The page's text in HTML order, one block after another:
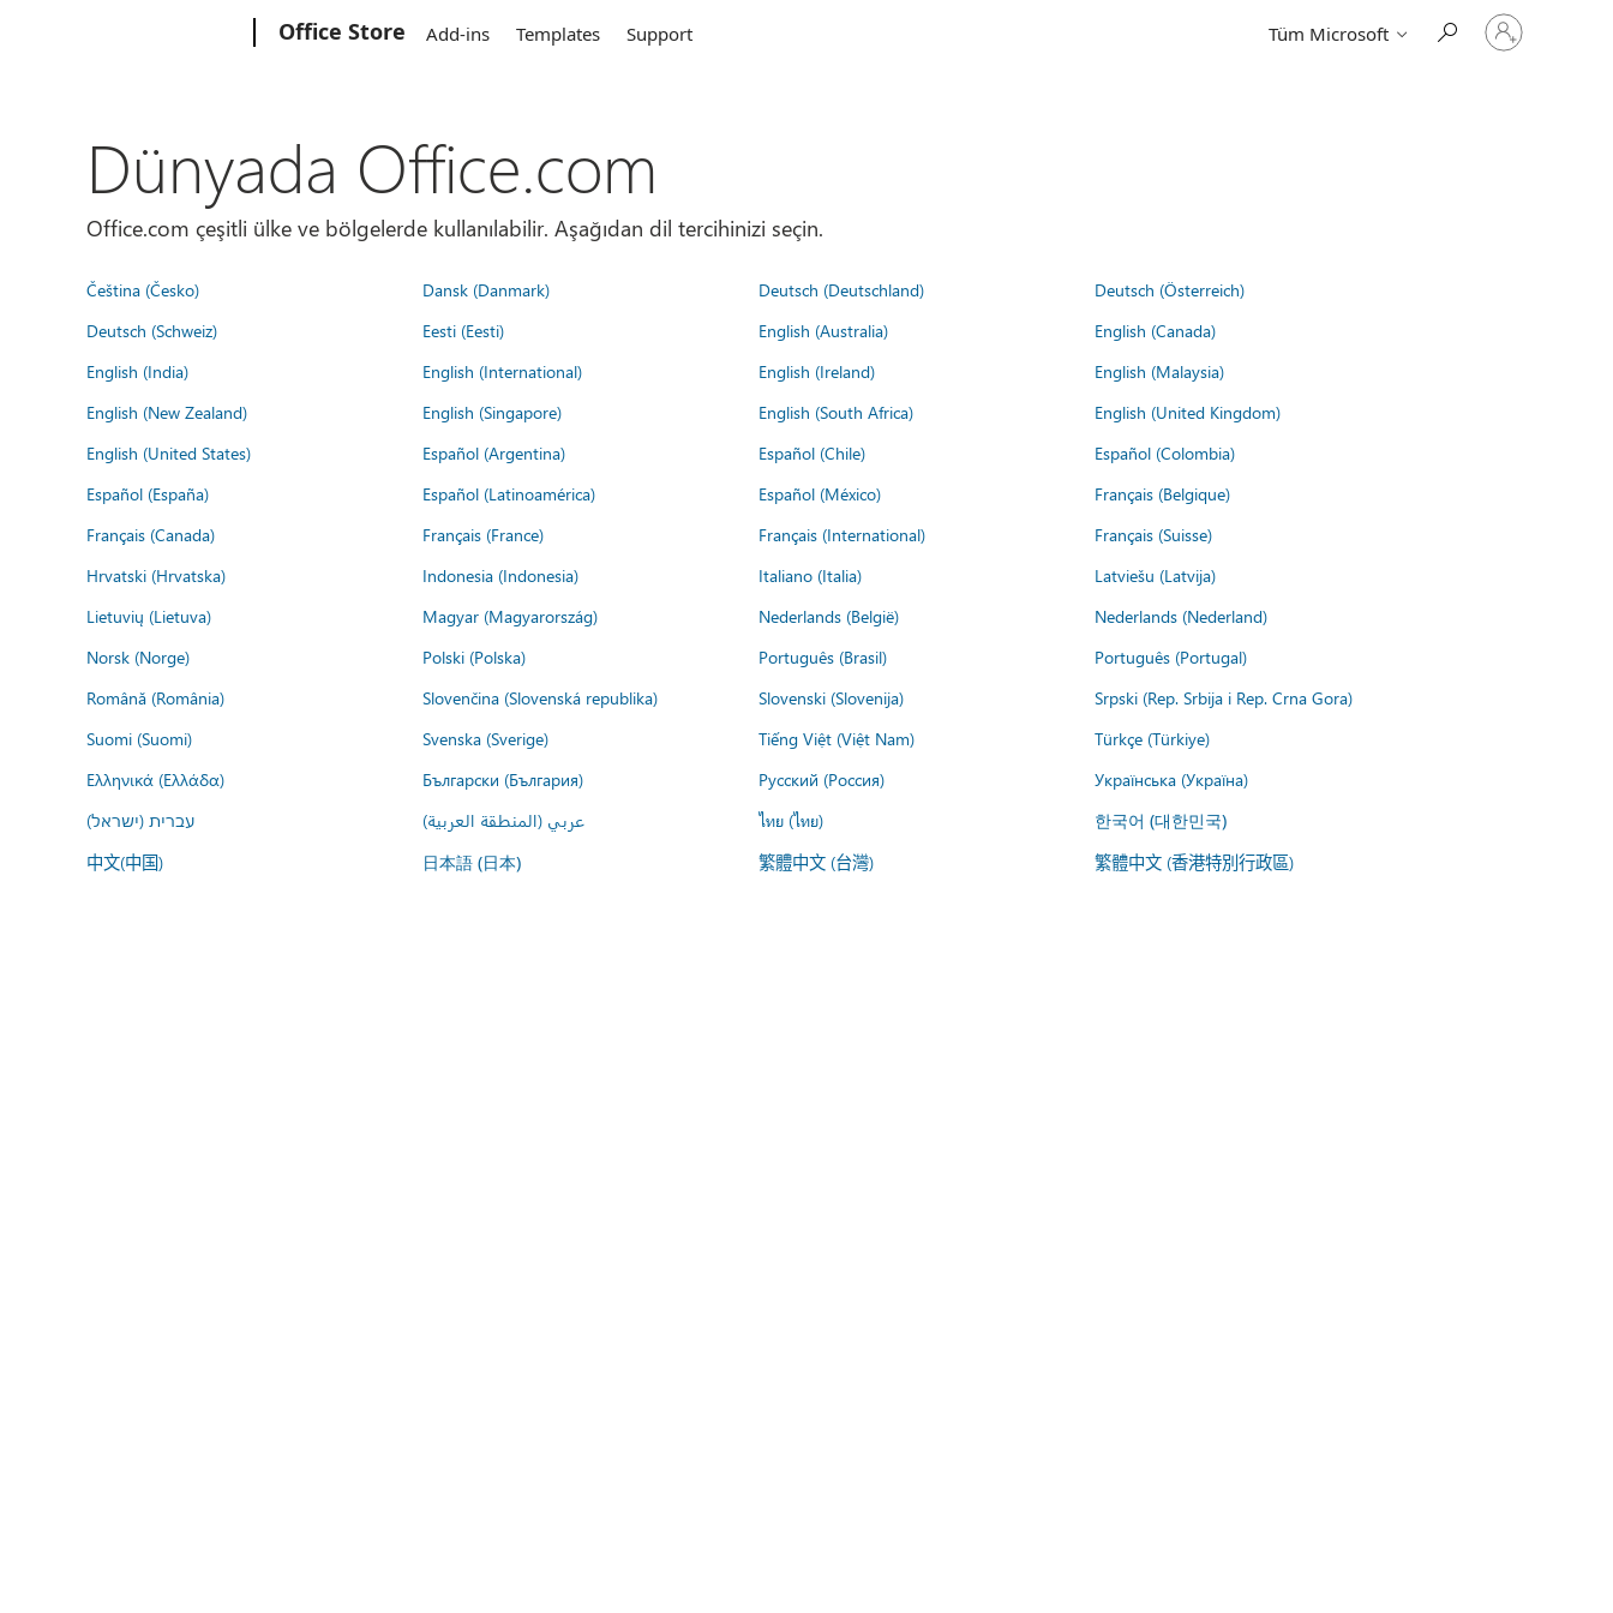
Office Store Add-ins Templates Support Tüm Microsoft
Hesabınızda
oturum
açın
Dünyada Office.com
Office.com çeşitli ülke ve bölgelerde kullanılabilir. Aşağıdan dil tercihinizi seçin.
Čeština (Česko) Dansk (Danmark) Deutsch (Deutschland)
Deutsch (Österreich)
Deutsch (Schweiz)
Eesti (Eesti) English (Australia)
English (Canada)
English (India)
English (International) English (Ireland)
English (Malaysia)
English (New Zealand)
English (Singapore) English (South Africa)
English (United Kingdom)
English (United States)
Español (Argentina) Español (Chile)
Español (Colombia)
Español (España)
Español (Latinoamérica) Español (México)
Français (Belgique)
Français (Canada)
Français (France) Français (International)
Français (Suisse)
Hrvatski (Hrvatska)
Indonesia (Indonesia) Italiano (Italia)
Latviešu (Latvija)
Lietuvių (Lietuva)
Magyar (Magyarország) Nederlands (België)
Nederlands (Nederland)
Norsk (Norge)
Polski (Polska) Português (Brasil)
Português (Portugal)
Română (România)
Slovenčina (Slovenská republika) Slovenski (Slovenija)
Srpski (Rep. Srbija i Rep. Crna Gora)
Suomi (Suomi)
Svenska (Sverige) Tiếng Việt (Việt Nam)
Türkçe (Türkiye)
Ελληνικά (Ελλάδα)
Български (България) Русский (Россия)
Українська (Україна)
עברית (ישראל)
عربي (المنطقة العربية) ไทย (ไทย) 한국어 (대한민국)
中文(中国) 日本語 (日本) 繁體中文 (台灣) 繁體中文 (香港特別行政區)